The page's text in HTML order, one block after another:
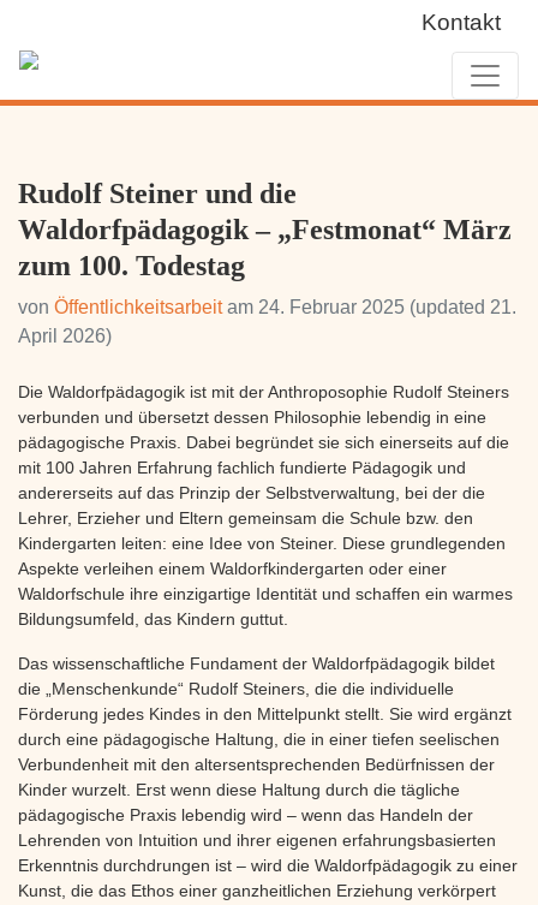
Kontakt
Rudolf Steiner und die
Waldorfpädagogik – „Festmonat“ März
zum 100. Todestag
von Öffentlichkeitsarbeitam 24. Februar 2025 (updated 21.
April 2026)
Die Waldorfpädagogik ist mit der Anthroposophie Rudolf Steiners
verbunden und übersetzt dessen Philosophie lebendig in eine
pädagogische Praxis. Dabei begründet sie sich einerseits auf die
mit 100 Jahren Erfahrung fachlich fundierte Pädagogik und
andererseits auf das Prinzip der Selbstverwaltung, bei der die
Lehrer, Erzieher und Eltern gemeinsam die Schule bzw. den
Kindergarten leiten: eine Idee von Steiner. Diese grundlegenden
Aspekte verleihen einem Waldorfkindergarten oder einer
Waldorfschule ihre einzigartige Identität und schaffen ein warmes
Bildungsumfeld, das Kindern guttut.
Das wissenschaftliche Fundament der Waldorfpädagogik bildet
die „Menschenkunde“ Rudolf Steiners, die die individuelle
Förderung jedes Kindes in den Mittelpunkt stellt. Sie wird ergänzt
durch eine pädagogische Haltung, die in einer tiefen seelischen
Verbundenheit mit den altersentsprechenden Bedürfnissen der
Kinder wurzelt. Erst wenn diese Haltung durch die tägliche
pädagogische Praxis lebendig wird – wenn das Handeln der
Lehrenden von Intuition und ihrer eigenen erfahrungsbasierten
Erkenntnis durchdrungen ist – wird die Waldorfpädagogik zu einer
Kunst, die das Ethos einer ganzheitlichen Erziehung verkörpert